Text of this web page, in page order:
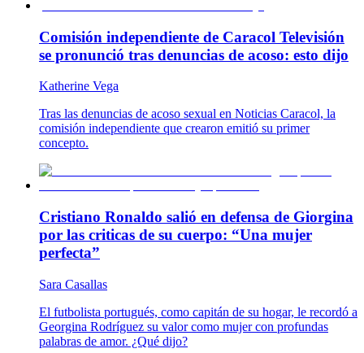
Comisión independiente de Caracol Televisión
se pronunció tras denuncias de acoso: esto dijo
Katherine Vega
Tras las denuncias de acoso sexual en Noticias Caracol, la
comisión independiente que crearon emitió su primer
concepto.
Cristiano Ronaldo salió en defensa de Giorgina
por las criticas de su cuerpo: “Una mujer
perfecta”
Sara Casallas
El futbolista portugués, como capitán de su hogar, le recordó a
Georgina Rodríguez su valor como mujer con profundas
palabras de amor. ¿Qué dijo?